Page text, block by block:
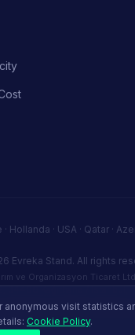
anonymous visit statistics
Cookie Policy.
Hollanda · USA · Qatar ·
Evreka Stand. All rights
ve Organizasyon Ticaret
34406 Kağıthane / Istanbul,
·
PolicyTerms of Service